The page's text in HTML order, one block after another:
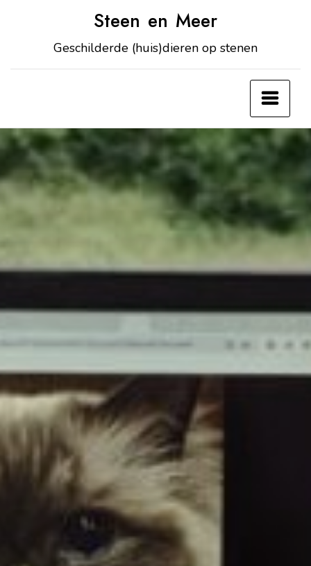
Steen en Meer
Geschilderde (huis)dieren op stenen